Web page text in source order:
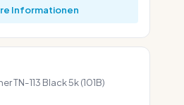
Informationen
TN-113 Black 5k (101B)